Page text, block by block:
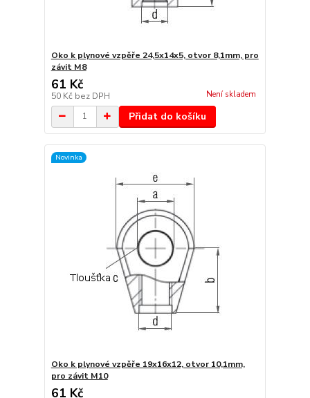
Oko k plynové vzpěře 24,5x14x5, otvor 8,1mm, pro
závit M8
61 Kč
50 Kč bez DPH Není skladem
Přidat do košíku
Novinka
Oko k plynové vzpěře 19x16x12, otvor 10,1mm,
pro závit M10
61 Kč